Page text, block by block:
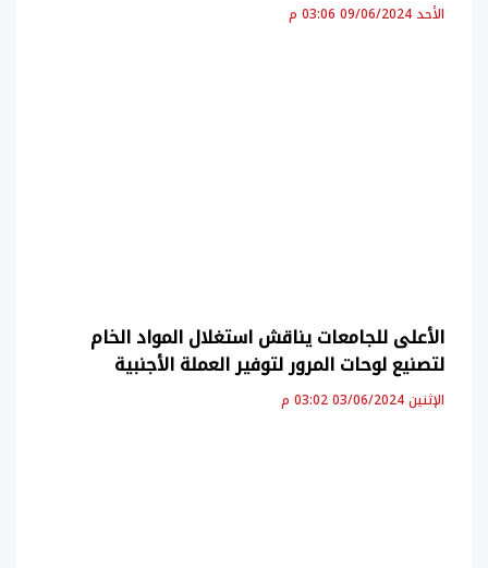
الأحد 09/06/2024 03:06 م
الأعلى للجامعات يناقش استغلال المواد الخام
لتصنيع لوحات المرور لتوفير العملة الأجنبية
الإثنين 03/06/2024 03:02 م